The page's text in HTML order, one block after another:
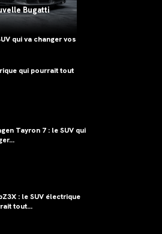
Bugatti
qui va changer vos
qui pourrait tout
Tayron 7 : le SUV qui
: le SUV électrique
tout...